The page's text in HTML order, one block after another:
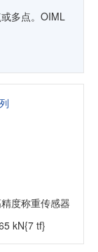
多点。OIML
度称重传感器
kN{7 tf}